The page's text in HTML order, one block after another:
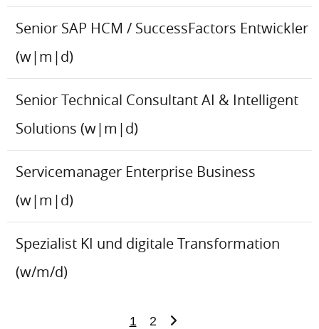
Senior SAP HCM / SuccessFactors Entwickler
(w|m|d)
Senior Technical Consultant AI & Intelligent
Solutions (w|m|d)
Servicemanager Enterprise Business
(w|m|d)
Spezialist KI und digitale Transformation
(w/m/d)
1 2